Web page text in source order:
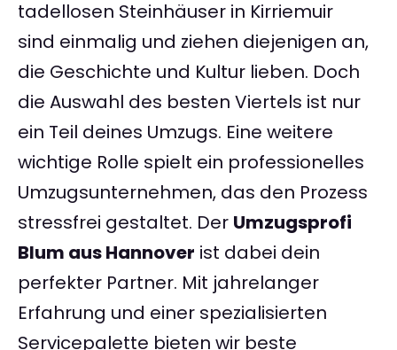
tadellosen Steinhäuser in Kirriemuir
sind einmalig und ziehen diejenigen an,
die Geschichte und Kultur lieben. Doch
die Auswahl des besten Viertels ist nur
ein Teil deines Umzugs. Eine weitere
wichtige Rolle spielt ein professionelles
Umzugsunternehmen, das den Prozess
stressfrei gestaltet. Der Umzugsprofi
Blum aus Hannover ist dabei dein
perfekter Partner. Mit jahrelanger
Erfahrung und einer spezialisierten
Servicepalette bieten wir beste